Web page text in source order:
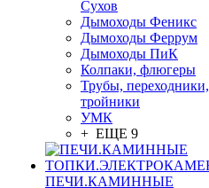
Сухов
Дымоходы Феникс
Дымоходы Феррум
Дымоходы ПиК
Колпаки, флюгеры
Трубы, переходники,
тройники
УМК
+ ЕЩЕ 9
ПЕЧИ.КАМИННЫЕ